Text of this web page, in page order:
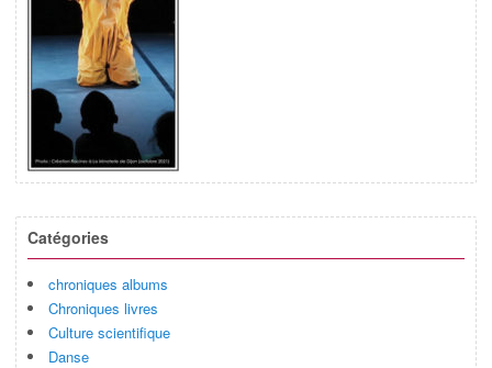
Catégories
chroniques albums
Chroniques livres
Culture scientifique
Danse